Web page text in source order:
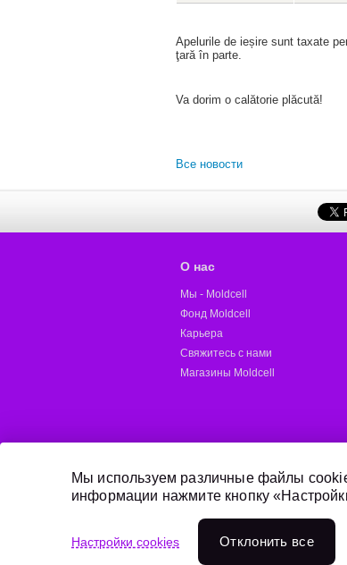
Apelurile de ieșire sunt taxate
ţară în parte.
Va dorim o calătorie plăcută!
Все новости
О нас
Мы - Moldcell
Фонд Moldcell
Карьера
Свяжитесь с нами
Магазины Moldcell
Онлайн
Мы используем различные файлы
информации нажмите кнопку
Настройки cookies Отклонить всe